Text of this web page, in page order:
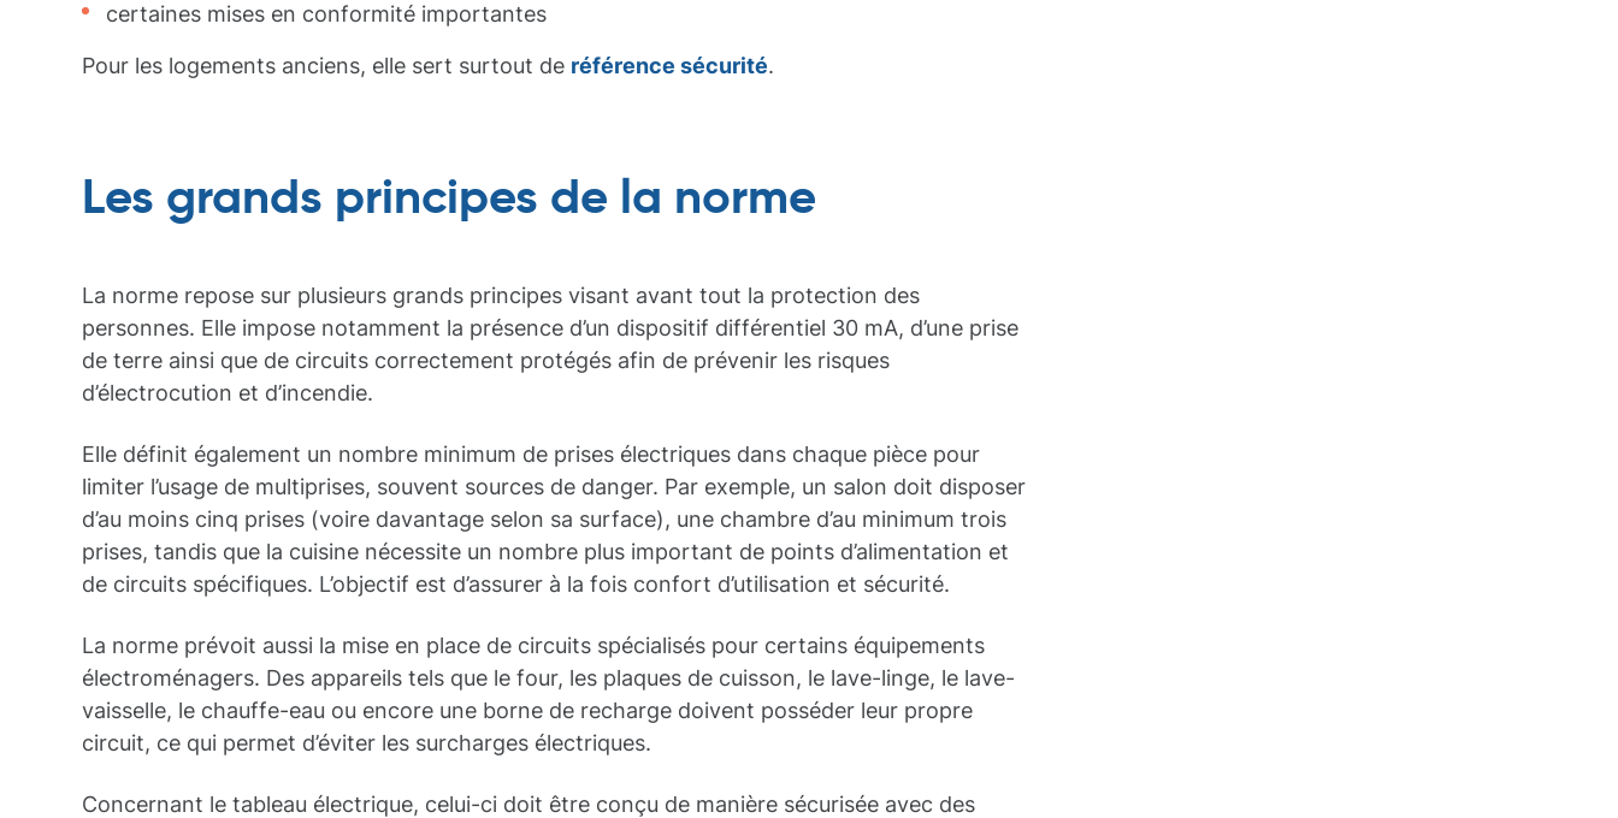
certaines mises en conformité importantes
Pour les logements anciens, elle sert surtout de référence sécurité.
Les grands principes de la norme
La norme repose sur plusieurs grands principes visant avant tout la protection des
personnes. Elle impose notamment la présence d’un dispositif différentiel 30 mA, d’une prise
de terre ainsi que de circuits correctement protégés afin de prévenir les risques
d’électrocution et d’incendie.
Elle définit également un nombre minimum de prises électriques dans chaque pièce pour
limiter l’usage de multiprises, souvent sources de danger. Par exemple, un salon doit disposer
d’au moins cinq prises (voire davantage selon sa surface), une chambre d’au minimum trois
prises, tandis que la cuisine nécessite un nombre plus important de points d’alimentation et
de circuits spécifiques. L’objectif est d’assurer à la fois confort d’utilisation et sécurité.
La norme prévoit aussi la mise en place de circuits spécialisés pour certains équipements
électroménagers. Des appareils tels que le four, les plaques de cuisson, le lave-linge, le lave-
vaisselle, le chauffe-eau ou encore une borne de recharge doivent posséder leur propre
circuit, ce qui permet d’éviter les surcharges électriques.
Concernant le tableau électrique, celui-ci doit être conçu de manière sécurisée avec des